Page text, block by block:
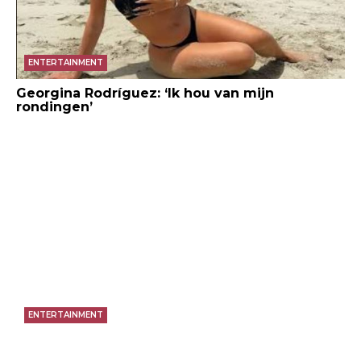
ENTERTAINMENT
Georgina Rodríguez: ‘Ik hou van mijn
rondingen’
ENTERTAINMENT